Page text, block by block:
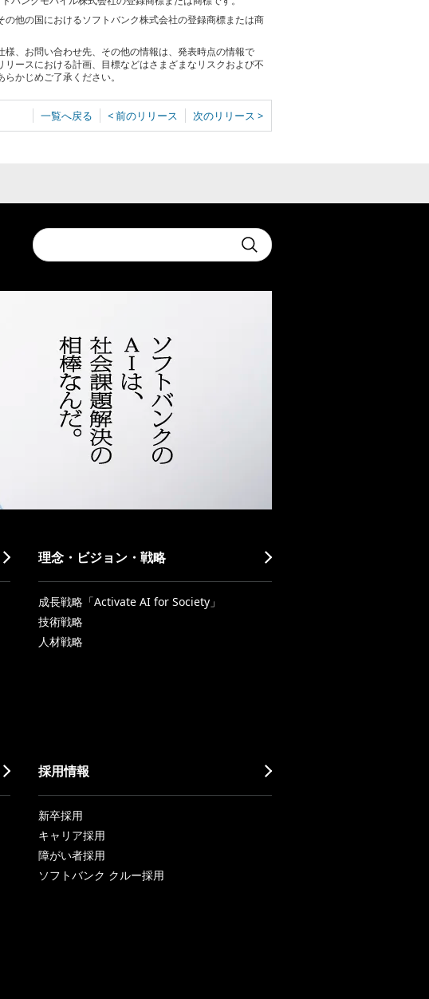
他の国におけるソフトバンク株式会社の登録商標または商
、お問い合わせ先、その他の情報は、発表時点の情報で
ースにおける計画、目標などはさまざまなリスクおよび不
かじめご了承ください。
一覧へ戻る < 前のリリース 次のリリース >
Conduct
a
search
Submit
理念・ビジョン・戦略
成長戦略「Activate AI for Society」
技術戦略
人材戦略
採用情報
新卒採用
キャリア採用
障がい者採用
ソフトバンク クルー採用